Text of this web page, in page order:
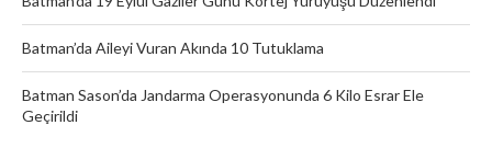
Batman’da Aileyi Vuran Akında 10 Tutuklama
Batman Sason’da Jandarma Operasyonunda 6 Kilo Esrar Ele
Geçirildi